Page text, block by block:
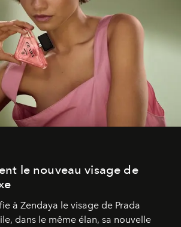
le nouveau visage de
à Zendaya le visage de Prada
dans le même élan, sa nouvelle